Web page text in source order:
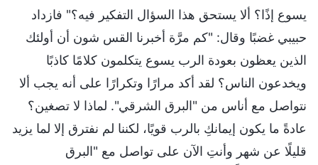
يسوع إذًا؟ ألا يستحق هذا السؤال التفكير فيه؟" فازداد
حبيبي غضبًا وقال: "كم مرَّة أخبرنا القس شون أن أولئك
الذين يعظون بعودة الرب يسوع يتكلمون كلامًا كاذبًا
ويخدعون الناس؟ لقد أكد مرارًا وتكرارًا على أنه يجب ألا
نتواصل مع أناس من "البرق الشرقي". لماذا لا تصغين؟
عادةً ما يكون إيمانكِ بالرب قويًا، لكننا لم نفترق إلا لما يزيد
قليلًا عن شهر وأنتِ الآن على تواصل مع "البرق